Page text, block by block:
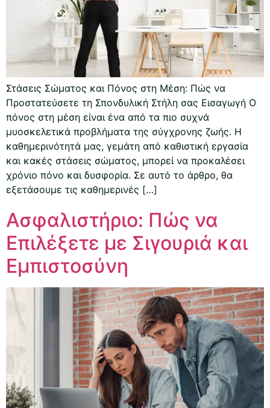
Στάσεις Σώματος και Πόνος στη Μέση: Πώς να
Προστατεύσετε τη Σπονδυλική Στήλη σας Εισαγωγή Ο
πόνος στη μέση είναι ένα από τα πιο συχνά
μυοσκελετικά προβλήματα της σύγχρονης ζωής. Η
καθημερινότητά μας, γεμάτη από καθιστική εργασία
και κακές στάσεις σώματος, μπορεί να προκαλέσει
χρόνιο πόνο και δυσφορία. Σε αυτό το άρθρο, θα
εξετάσουμε τις καθημερινές […]
Ασφαλιστήριο: Πώς να
Επιλέξετε με Σιγουριά και
Εμπιστοσύνη